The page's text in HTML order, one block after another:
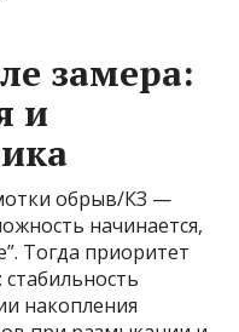
замера:
и
обрыв/КЗ —
начинается,
Тогда приоритет
накопления